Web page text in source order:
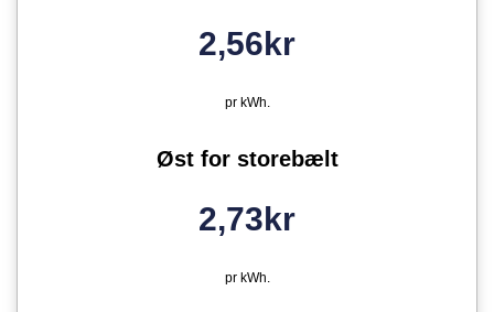
2,56kr
pr kWh.
Øst for storebælt
2,73kr
pr kWh.